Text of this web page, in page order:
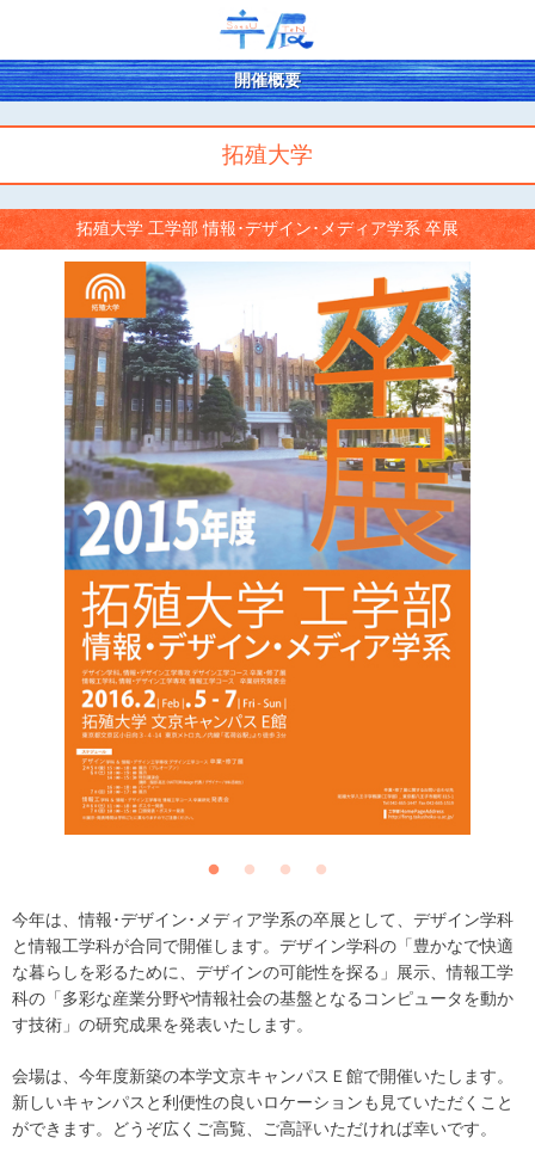
開催概要
拓殖大学
拓殖大学 工学部 情報･デザイン･メディア学系 卒展
今年は、情報･デザイン･メディア学系の卒展として、デザイン学科
と情報工学科が合同で開催します。デザイン学科の「豊かなで快適
な暮らしを彩るために、デザインの可能性を探る」展示、情報工学
科の「多彩な産業分野や情報社会の基盤となるコンピュータを動か
す技術」の研究成果を発表いたします。
会場は、今年度新築の本学文京キャンパスＥ館で開催いたします。
新しいキャンパスと利便性の良いロケーションも見ていただくこと
ができます。どうぞ広くご高覧、ご高評いただければ幸いです。